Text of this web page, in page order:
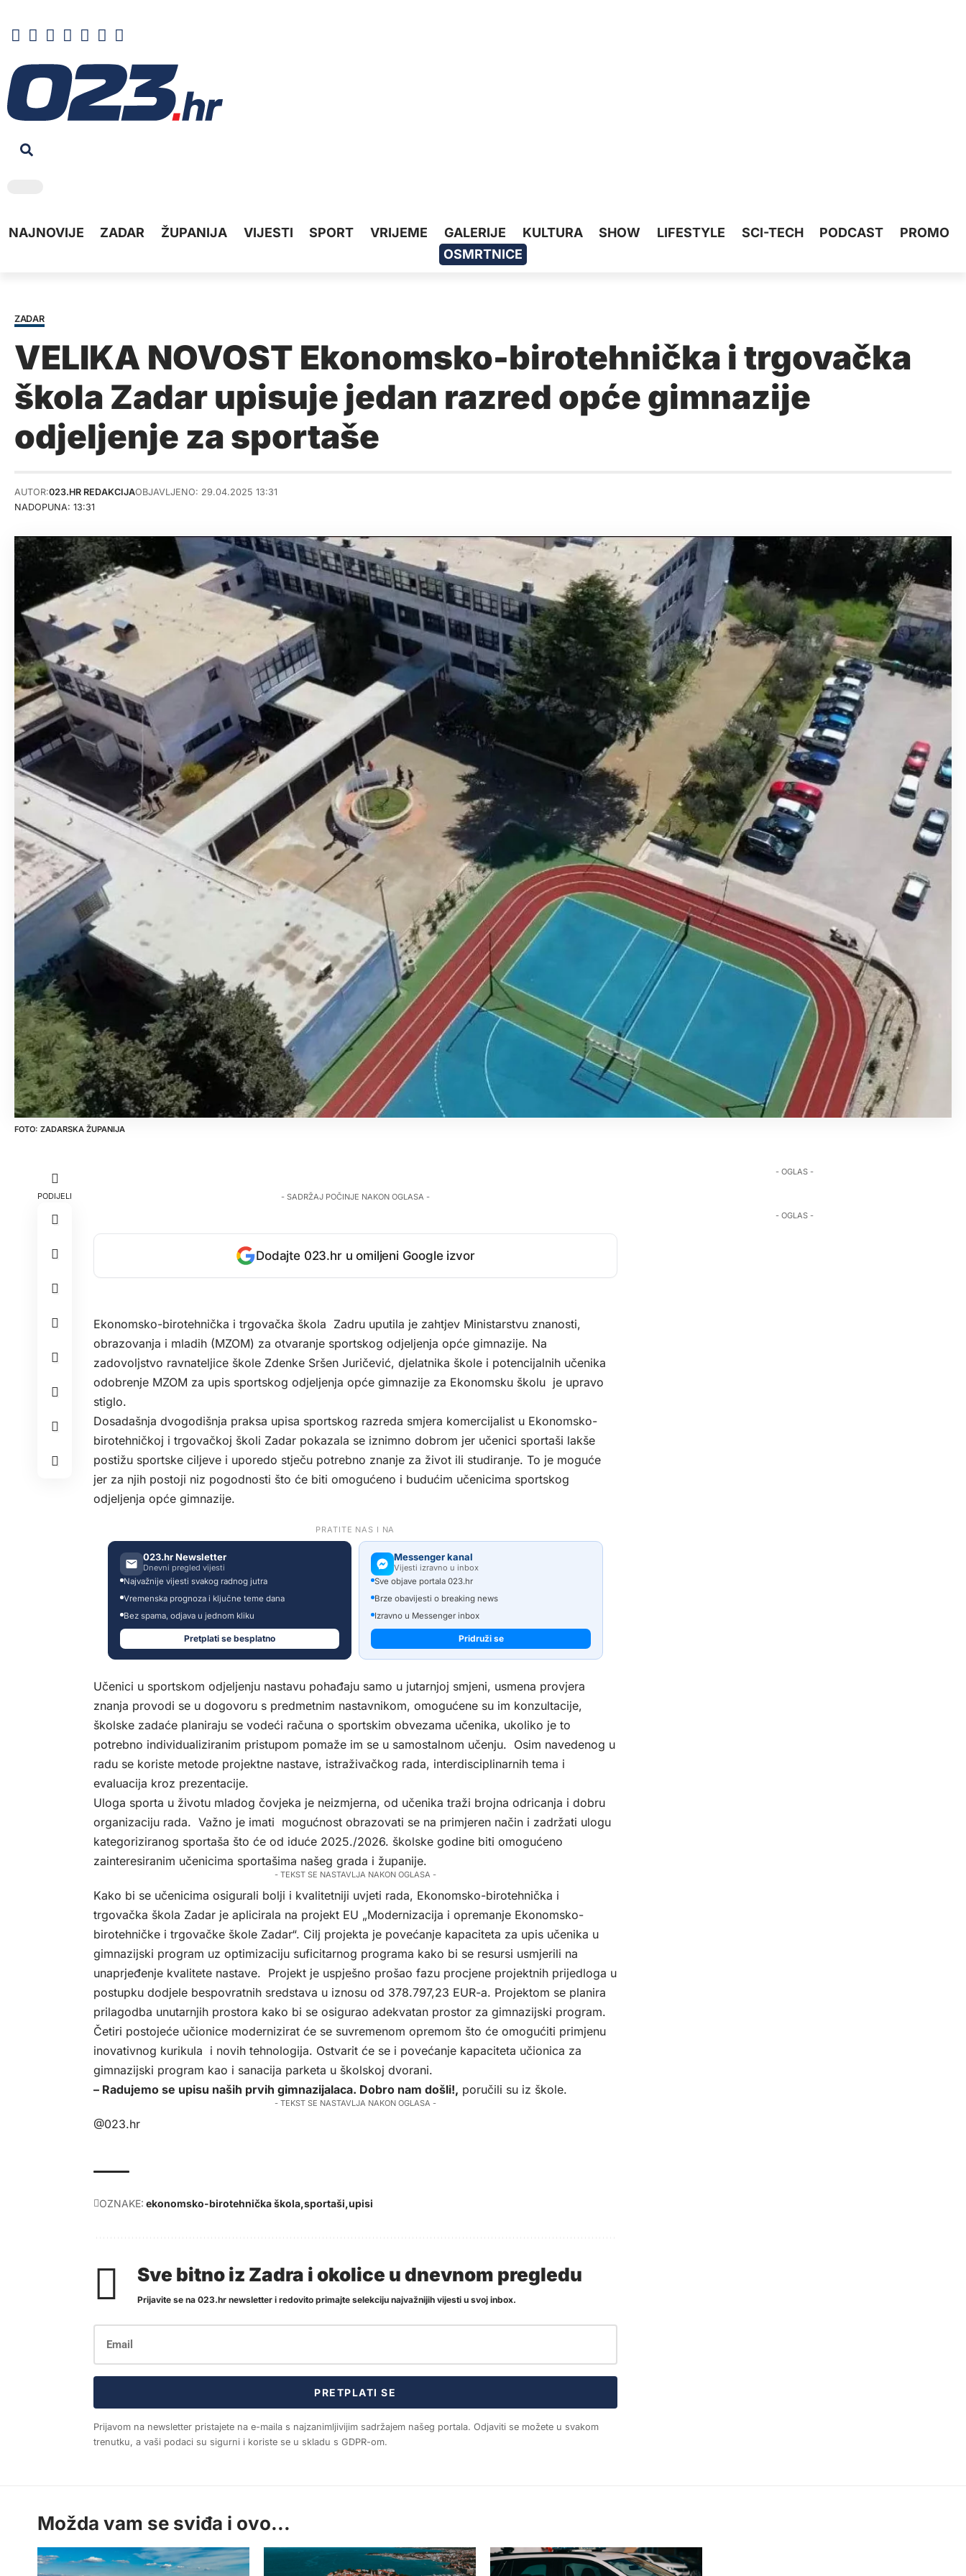
NAJNOVIJE ZADAR ŽUPANIJA VIJESTI SPORT VRIJEME GALERIJE KULTURA SHOW LIFESTYLE SCI-TECH PODCAST
PROMO
OSMRTNICE
ZADAR
VELIKA NOVOST Ekonomsko-birotehnička i trgovačka
škola Zadar upisuje jedan razred opće gimnazije
odjeljenje za sportaše
NADOPUNA: 13:31
AUTOR:023.HR REDAKCIJAOBJAVLJENO: 29.04.2025 13:31
ZADARSKA ŽUPANIJA
PODIJELI - SADRŽAJ POČINJE NAKON OGLASA -
Dodajte 023.hr u omiljeni Google izvor
Ekonomsko-birotehnička i trgovačka škola Zadru uputila je zahtjev Ministarstvu znanosti,
obrazovanja i mladih (MZOM) za otvaranje sportskog odjeljenja opće gimnazije. Na
zadovoljstvo ravnateljice škole Zdenke Sršen Juričević, djelatnika škole i potencijalnih učenika
odobrenje MZOM za upis sportskog odjeljenja opće gimnazije za Ekonomsku školu je upravo
stiglo.
Dosadašnja dvogodišnja praksa upisa sportskog razreda smjera komercijalist u Ekonomsko-
birotehničkoj i trgovačkoj školi Zadar pokazala se iznimno dobrom jer učenici sportaši lakše
postižu sportske ciljeve i uporedo stječu potrebno znanje za život ili studiranje. To je moguće
jer za njih postoji niz pogodnosti što će biti omogućeno i budućim učenicima sportskog
odjeljenja opće gimnazije.
PRATITE NAS I NA
023.hr Newsletter
Dnevni pregled vijesti
Najvažnije vijesti svakog radnog jutra
Vremenska prognoza i ključne teme dana
Bez spama, odjava u jednom kliku
Pretplati se besplatno
Messenger kanal
Vijesti izravno u inbox
Sve objave portala 023.hr
Brze obavijesti o breaking news
Izravno u Messenger inbox
Pridruži se
Učenici u sportskom odjeljenju nastavu pohađaju samo u jutarnjoj smjeni, usmena provjera
znanja provodi se u dogovoru s predmetnim nastavnikom, omogućene su im konzultacije,
školske zadaće planiraju se vodeći računa o sportskim obvezama učenika, ukoliko je to
potrebno individualiziranim pristupom pomaže im se u samostalnom učenju. Osim navedenog u
radu se koriste metode projektne nastave, istraživačkog rada, interdisciplinarnih tema i
evaluacija kroz prezentacije.
Uloga sporta u životu mladog čovjeka je neizmjerna, od učenika traži brojna odricanja i dobru
organizaciju rada. Važno je imati mogućnost obrazovati se na primjeren način i zadržati ulogu
kategoriziranog sportaša što će od iduće 2025./2026. školske godine biti omogućeno
zainteresiranim učenicima sportašima našeg grada i županije.
- TEKST SE NASTAVLJA NAKON OGLASA -
Kako bi se učenicima osigurali bolji i kvalitetniji uvjeti rada, Ekonomsko-birotehnička i
trgovačka škola Zadar je aplicirala na projekt EU „Modernizacija i opremanje Ekonomsko-
birotehničke i trgovačke škole Zadar“. Cilj projekta je povećanje kapaciteta za upis učenika u
gimnazijski program uz optimizaciju suficitarnog programa kako bi se resursi usmjerili na
unaprjeđenje kvalitete nastave. Projekt je uspješno prošao fazu procjene projektnih prijedloga u
postupku dodjele bespovratnih sredstava u iznosu od 378.797,23 EUR-a. Projektom se planira
prilagodba unutarnjih prostora kako bi se osigurao adekvatan prostor za gimnazijski program.
Četiri postojeće učionice modernizirat će se suvremenom opremom što će omogućiti primjenu
inovativnog kurikula i novih tehnologija. Ostvarit će se i povećanje kapaciteta učionica za
gimnazijski program kao i sanacija parketa u školskoj dvorani.
– Radujemo se upisu naših prvih gimnazijalaca. Dobro nam došli!, poručili su iz škole.
- TEKST SE NASTAVLJA NAKON OGLASA -
@023.hr
OZNAKE: ekonomsko-birotehnička škola sportaši upisi
Sve bitno iz Zadra i okolice u dnevnom pregledu
Prijavite se na 023.hr newsletter i redovito primajte selekciju najvažnijih vijesti u svoj inbox.
PRETPLATI SE
Prijavom na newsletter pristajete na e-maila s najzanimljivijim sadržajem našeg portala. Odjaviti se možete u svakom
trenutku, a vaši podaci su sigurni i koriste se u skladu s GDPR-om.
- OGLAS -
- OGLAS -
Možda vam se sviđa i ovo...